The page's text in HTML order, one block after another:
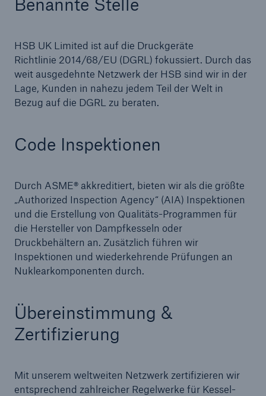
HSB UK Limited ist auf die Druckgeräte
Richtlinie 2014/68/EU (DGRL) fokussiert. Durch das
weit ausgedehnte Netzwerk der HSB sind wir in der
Lage, Kunden in nahezu jedem Teil der Welt in
Bezug auf die DGRL zu beraten.
Code Inspektionen
Durch ASME® akkreditiert, bieten wir als die größte
„Authorized Inspection Agency“ (AIA) Inspektionen
und die Erstellung von Qualitäts-Programmen für
die Hersteller von Dampfkesseln oder
Druckbehältern an. Zusätzlich führen wir
Inspektionen und wiederkehrende Prüfungen an
Nuklearkomponenten durch.
Übereinstimmung &
Zertifizierung
Mit unserem weltweiten Netzwerk zertifizieren wir
entsprechend zahlreicher Regelwerke für Kessel-
Insurance solutions for commercial and
personal lines